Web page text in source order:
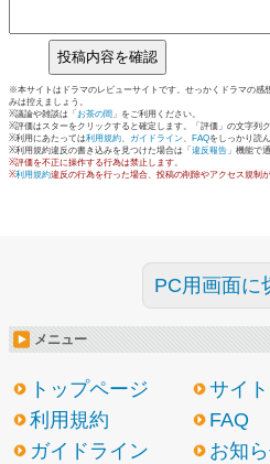
※本サイトはドラマのレビューサイトです。せっかくドラマの感
みは控えましょう。
※議論や雑談は「 お茶の間 」をご利用ください。
※評価はスターをクリックすると確定します。「評価」の文字列
※利用にあたっては利用規約、 ガイドライン、 FAQをしっかり読
※利用規約違反の書き込みを見つけた場合は「 違反報告 」機能で
※評価を不正に操作する行為は禁止します。
※利用規約違反の行為を行った場合、投稿の削除やアクセス規制
PC用画面に
メニュー
トップページ
サイ
利用規約
FAQ
ガイドライン
お知